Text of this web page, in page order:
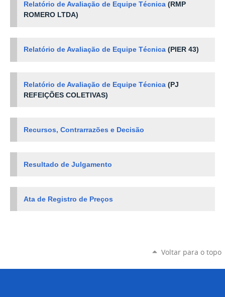
Relatório de Avaliação de Equipe Técnica ( RMP
ROMERO LTDA)
Relatório de Avaliação de Equipe Técnica ( PIER 43)
Relatório de Avaliação de Equipe Técnica (PJ
REFEIÇÕES COLETIVAS)
Recursos, Contrarrazões e Decisão
Resultado de Julgamento
Ata de Registro de Preços
Voltar para o topo